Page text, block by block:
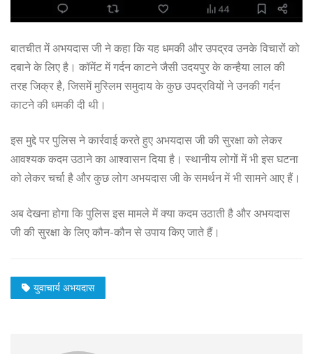
बातचीत में अभयदास जी ने कहा कि यह धमकी और उपद्रव उनके विचारों को
दबाने के लिए है। कॉमेंट में गर्दन काटने जैसी उदयपुर के कन्हैया लाल की
तरह जिक्र है, जिसमें मुस्लिम समुदाय के कुछ उपद्रवियों ने उनकी गर्दन
काटने की धमकी दी थी।
इस मुद्दे पर पुलिस ने कार्रवाई करते हुए अभयदास जी की सुरक्षा को लेकर
आवश्यक कदम उठाने का आश्वासन दिया है। स्थानीय लोगों में भी इस घटना
को लेकर चर्चा है और कुछ लोग अभयदास जी के समर्थन में भी सामने आए हैं।
अब देखना होगा कि पुलिस इस मामले में क्या कदम उठाती है और अभयदास
जी की सुरक्षा के लिए कौन-कौन से उपाय किए जाते हैं।
युवाचार्य अभयदास